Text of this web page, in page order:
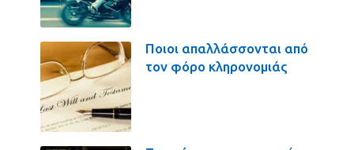
Ποιοι απαλλάσσονται από
τον φόρο κληρονομιάς